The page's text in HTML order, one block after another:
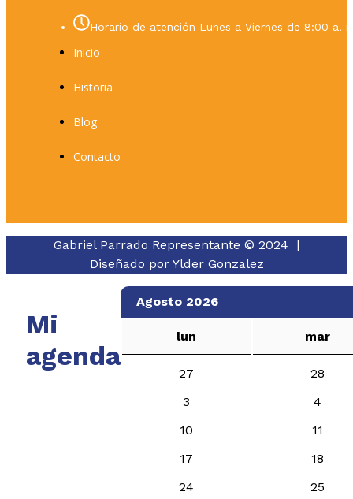
Horario de atención Lunes a Viernes de 8:00 a.
Inicio
Historia
Blog
Contacto
Gabriel Parrado Representante © 2024 |
Diseñado por Ylder Gonzalez
Mi
agenda
Agosto 2026
lun mar
27
28
3
4
10
11
17
18
24
25